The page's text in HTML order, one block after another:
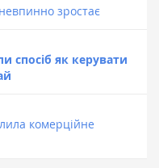
зростає
спосіб як керувати
комерційне